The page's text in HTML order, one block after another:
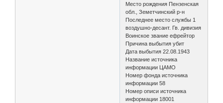
Место рождения Пензенская
обл., Земетчинский р-н
Последнее место службы 1
воздушно-десант. Гв. дивизия
Воинское звание ефрейтор
Причина выбытия убит
Дата выбытия 22.08.1943
Название источника
информации ЦАМО
Номер фонда источника
информации 58
Номер описи источника
информации 18001